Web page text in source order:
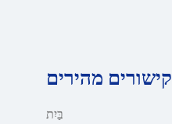
קישורים מהירים
בַּיִת